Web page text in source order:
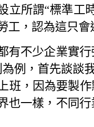
立所謂“標準工
工，認為這只
有不少企業實
例，首先談談
班，因為要製
也一樣，不同